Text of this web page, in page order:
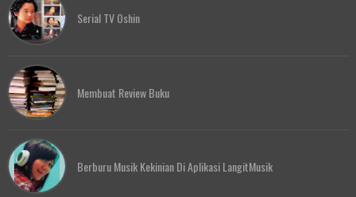
Serial TV Oshin
Membuat Review Buku
Berburu Musik Kekinian Di Aplikasi LangitMusik